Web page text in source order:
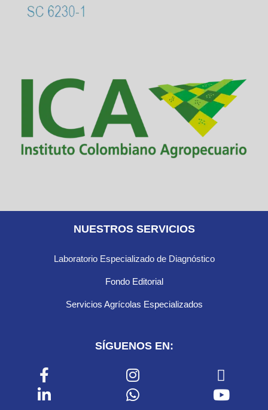
NUESTROS SERVICIOS
Laboratorio Especializado de Diagnóstico
Fondo Editorial
Servicios Agrícolas Especializados
SÍGUENOS EN: